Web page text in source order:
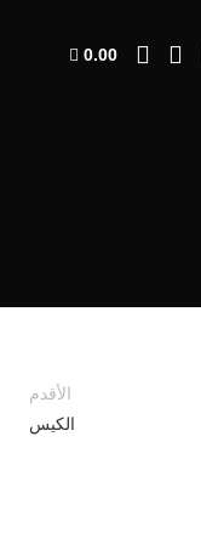
0.00
الأقدم
الكيس